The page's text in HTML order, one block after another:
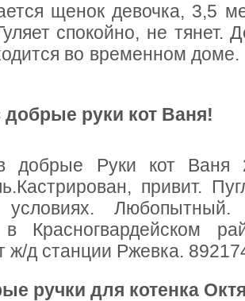
щенок девочка, 3,5
спокойно, не тянет.
во временном доме.
добрые руки кот Ваня!
добрые Руки кот Ваня
привит.
условиях.
Красногвардейском
ж/д станции Ржевка.
ручки для котенка